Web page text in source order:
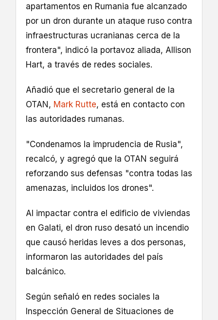
apartamentos en Rumania fue alcanzado
por un dron durante un ataque ruso contra
infraestructuras ucranianas cerca de la
frontera", indicó la portavoz aliada, Allison
Hart, a través de redes sociales.
Añadió que el secretario general de la
OTAN, Mark Rutte, está en contacto con
las autoridades rumanas.
"Condenamos la imprudencia de Rusia",
recalcó, y agregó que la OTAN seguirá
reforzando sus defensas "contra todas las
amenazas, incluidos los drones".
Al impactar contra el edificio de viviendas
en Galati, el dron ruso desató un incendio
que causó heridas leves a dos personas,
informaron las autoridades del país
balcánico.
Según señaló en redes sociales la
Inspección General de Situaciones de